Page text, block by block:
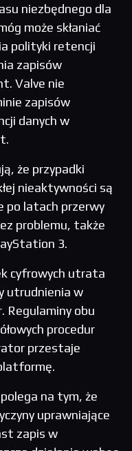
niezbędnego dla
może skłaniać
polityki retencji
zapisów
Valve nie
zapisów
danych w
że przypadki
nieaktywności są
po latach przerwy
problemu, także
3.
cyfrowych utrata
utrudnienia w
Regulaminy obu
procedur
przestaje
na tym, że
uprawniające
zapis w